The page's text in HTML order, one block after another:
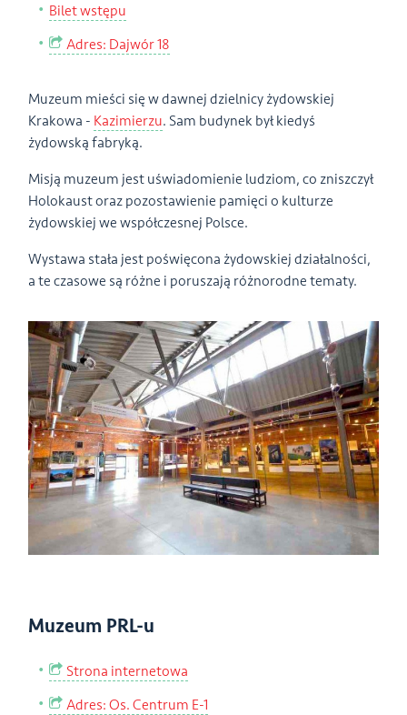
Bilet wstępu
Adres: Dajwór 18
Muzeum mieści się w dawnej dzielnicy żydowskiej
Krakowa - Kazimierzu. Sam budynek był kiedyś
żydowską fabryką.
Misją muzeum jest uświadomienie ludziom, co zniszczył
Holokaust oraz pozostawienie pamięci o kulturze
żydowskiej we współczesnej Polsce.
Wystawa stała jest poświęcona żydowskiej działalności,
a te czasowe są różne i poruszają różnorodne tematy.
Muzeum PRL-u
Strona internetowa
Adres: Os. Centrum E-1